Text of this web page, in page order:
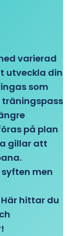
varierad
utveckla din
som
träningspass
på plan
gillar att
men
hittar du